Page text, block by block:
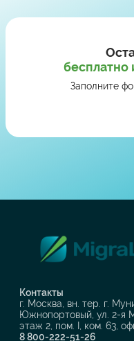
бесплатно
Заполните
Контакты
г. Москва, вн. тер. г.
Южнопортовый, ул. 2-я
этаж 2, пом. I, ком. 63,
8 800-222-51-26